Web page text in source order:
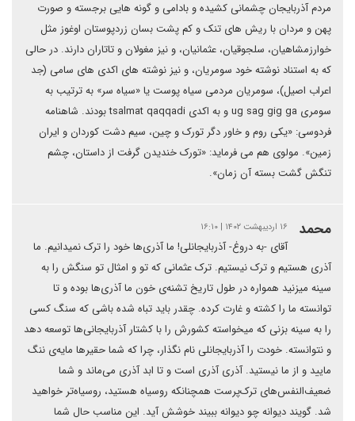
مردم آذربایجان چشمانی کشیده و بادامی و گونه هایی برجسته و صورت
پهن و مردان با ریش های تنک و کم پشت بسان زردپوستان اوغوز مثل
خوارزمشاهیان، سلجوقیان، عثمانیان، و نیز مغولان و تاتاران دارند. در حالی
که به استناد نوشته خود سومریان، و نیز نوشته های اکدی های سامی (جد
اعراب اصیل)، سومریان مردمی سیاه پوست یا «سیاه سر» به ترتیب به
سومری ug sag gig ga و به اکدی tsalmat qaqqadi بودند. شاهنامه
فردوسی: «یکی روم و خاور دگر تورک و چین، سیم دشت کوردان و ایران
زمین». مولوی هم می فرماید: «تورک خندیدن گرفت از داستان، چشم
تنگش گشت بسته آن زمان».
محمد ۱۶ اردیبهشت ۱۴۰۲ | ۱۶:۱۰
آقای -به دروغ- آذربایجانلی! ما آذری‌ها خود را ترک نمیدانیم. ما
آذری هستیم و ترک نیستیم. ترک عثمانی که تو و امثال تو سنگش را به
سینه میزنید همواره در طول تاریخ تشنه‌ی خون ما آذری‌ها بوده‌ و تا
توانسته‌ ما را کشته و غارت کرده. چقدر باید تباه شده باشی که سنگ کسی
را به سینه بزنی که میخواسته کشورش را با کشتار آذربایجانی‌ها توسعه دهد
و نتوانسته. خودت را آذربایجانلی نام نگذار، چرا که شما حقیرها مایه‌ی ننگ
مایید و از ما نیستید. آذری آذری است و تا ابد آذری می‌ماند و شما
ضعیف‌النفس‌های ترک‌پرست همچنانکه روسیاه هستید، روسیاه‌تر خواهید
شد. گویند دیوانه چو دیوانه ببیند خوشش آید. این مناسب حال شما